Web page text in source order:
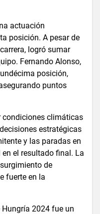
actuación
posición. A pesar de
logró sumar
Fernando Alonso,
posición,
puntos
condiciones climáticas
estratégicas
y las paradas en
el resultado final. La
de
fuerte en la
Hungría 2024 fue un